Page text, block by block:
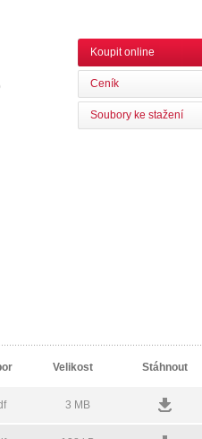
Koupit online
Ceník
Soubory ke stažení
Velikost Stáhnout
3 MB